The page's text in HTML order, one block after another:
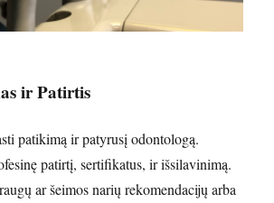
ir Patirtis
patikimą ir patyrusį odontologą.
patirtį, sertifikatus, ir išsilavinimą.
ar šeimos narių rekomendacijų arba